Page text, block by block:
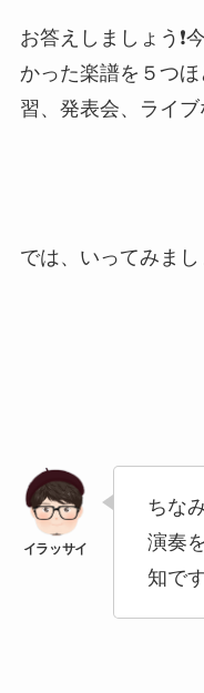
お答えしましょう❗️
かった楽譜を５つ
習、発表会、ライ
では、いってみま
ちな
演奏
知で